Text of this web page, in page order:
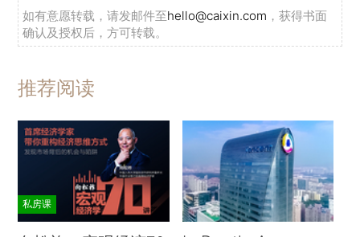
如有意愿转载，请发邮件至hello@caixin.com ，获得书面
确认及授权后，方可转载。
推荐阅读
私房课